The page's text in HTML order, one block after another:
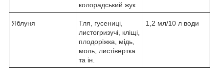
колорадський жук
Яблуня
Тля, гусениці,
листогризучі, кліщі,
плодоріжка, мідь,
моль, листівертка
та ін.
1,2 мл/10 л води